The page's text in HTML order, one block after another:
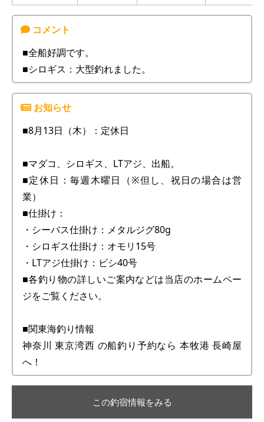
■全船好調です。
■シロギス：大型釣れました。
■8月13日（木）：定休日
■マダコ、シロギス、LTアジ、出船。
■定休日：毎週木曜日（※但し、祝日の場合は営
業）
■仕掛け：
・シーバス仕掛け：メタルジグ80g
・シロギス仕掛け：オモリ15号
・LTアジ仕掛け：ビシ40号
■各釣り物の詳しいご案内などは当店のホームペー
ジをご覧ください。
■関東海釣り情報
神奈川 東京湾西 の船釣り予約なら 本牧港 長崎屋
へ！
この釣宿情報をみる